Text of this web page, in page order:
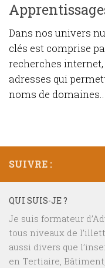
Dans nos univers
clés est comprise
recherches
adresses qui
noms de
SUIVRE :
QUI SUIS-JE ?
Je suis formateur
tous niveaux de
aussi divers que
en Tertiaire,